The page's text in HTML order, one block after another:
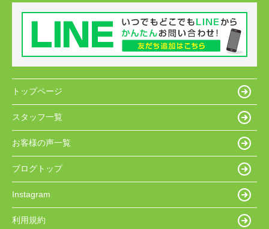
トップページ
スタッフ一覧
お客様の声一覧
ブログトップ
Instagram
利用規約